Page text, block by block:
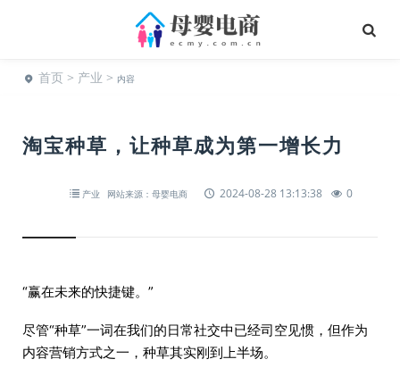
首页 > 产业 > 内容
淘宝种草，让种草成为第一增长力
产业 网站来源：母婴电商 2024-08-28 13:13:38 0
“赢在未来的快捷键。”
尽管“种草”一词在我们的日常社交中已经司空见惯，但作为
内容营销方式之一，种草其实刚到上半场。